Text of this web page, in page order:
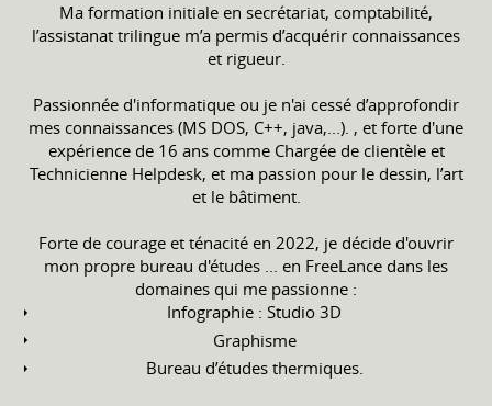
Ma formation initiale en secrétariat, comptabilité,
l’assistanat trilingue m’a permis d’acquérir connaissances
et rigueur.
Passionnée d'informatique ou je n'ai cessé d’approfondir
mes connaissances (MS DOS, C++, java,...). , et forte d'une
expérience de 16 ans comme Chargée de clientèle et
Technicienne Helpdesk, et ma passion pour le dessin, l’art
et le bâtiment.
Forte de courage et ténacité en 2022, je décide d'ouvrir
mon propre bureau d'études ... en FreeLance dans les
domaines qui me passionne :
Infographie : Studio 3D
Graphisme
Bureau d’études thermiques.